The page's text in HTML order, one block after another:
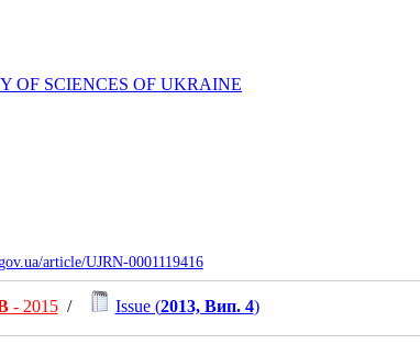
OF SCIENCES OF UKRAINE
article/UJRN-0001119416
- 2015/ Issue (2013, Вип. 4)